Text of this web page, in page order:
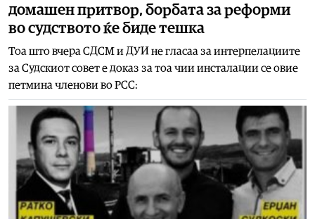
домашен притвор, борбата за реформи
во судството ќе биде тешка
Тоа што вчера СДСМ и ДУИ не гласаа за интерпелациите
за Судскиот совет е доказ за тоа чии инсталации се овие
петмина членови во РСС: